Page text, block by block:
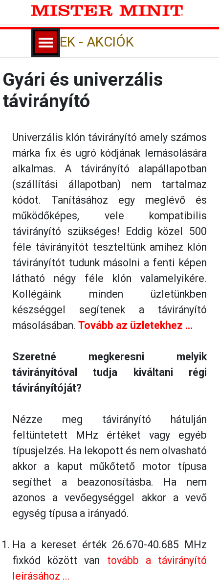
Tartalomhoz ugrás
HÍREK - AKCIÓK
Ugrás a menüre
Gyári és univerzális
távirányító
Univerzális klón távirányító amely számos
márka fix és ugró kódjának lemásolására
alkalmas. A távirányító alapállapotban
(szállítási állapotban) nem tartalmaz
kódot. Tanításához egy meglévő és
működőképes, vele kompatibilis
távirányító szükséges! Eddig közel 500
féle távirányítót teszteltünk amihez klón
távirányítót tudunk másolni a fenti képen
látható négy féle klón valamelyikére.
Kollégáink minden üzletünkben
készséggel segítenek a távirányító
másolásában. Tovább az üzletekhez ...
Szeretné megkeresni melyik
távirányítóval tudja kiváltani régi
távirányítóját?
Nézze meg távirányító hátulján
feltüntetett MHz értéket vagy egyéb
típusjelzés. Ha lekopott és nem olvasható
akkor a kaput műkőtető motor típusa
segíthet a beazonosításba. Ha nem
azonos a vevőegységgel akkor a vevő
egység típusa a irányadó.
Ha a kereset érték 26.670-40.685 MHz
fixkód között van tovább a távirányító
leírásához ...